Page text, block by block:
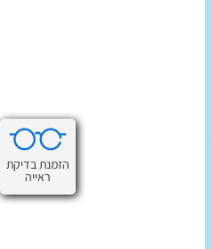
הזמנת בדיקת
ראייה